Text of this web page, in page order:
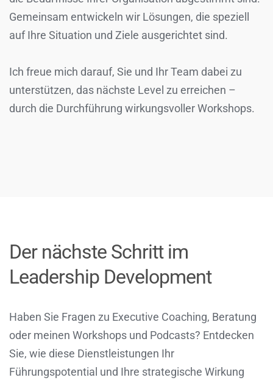
Gemeinsam entwickeln wir Lösungen, die speziell
auf Ihre Situation und Ziele ausgerichtet sind.
Ich freue mich darauf, Sie und Ihr Team dabei zu
unterstützen, das nächste Level zu erreichen –
durch die Durchführung wirkungsvoller Workshops.
Der nächste Schritt im
Leadership Development
Haben Sie Fragen zu Executive Coaching, Beratung
oder meinen Workshops und Podcasts? Entdecken
Sie, wie diese Dienstleistungen Ihr
Führungspotential und Ihre strategische Wirkung